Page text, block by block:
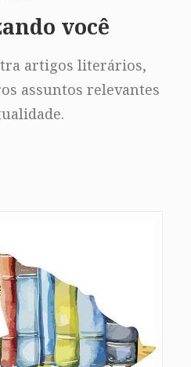
você
artigos literários,
assuntos relevantes